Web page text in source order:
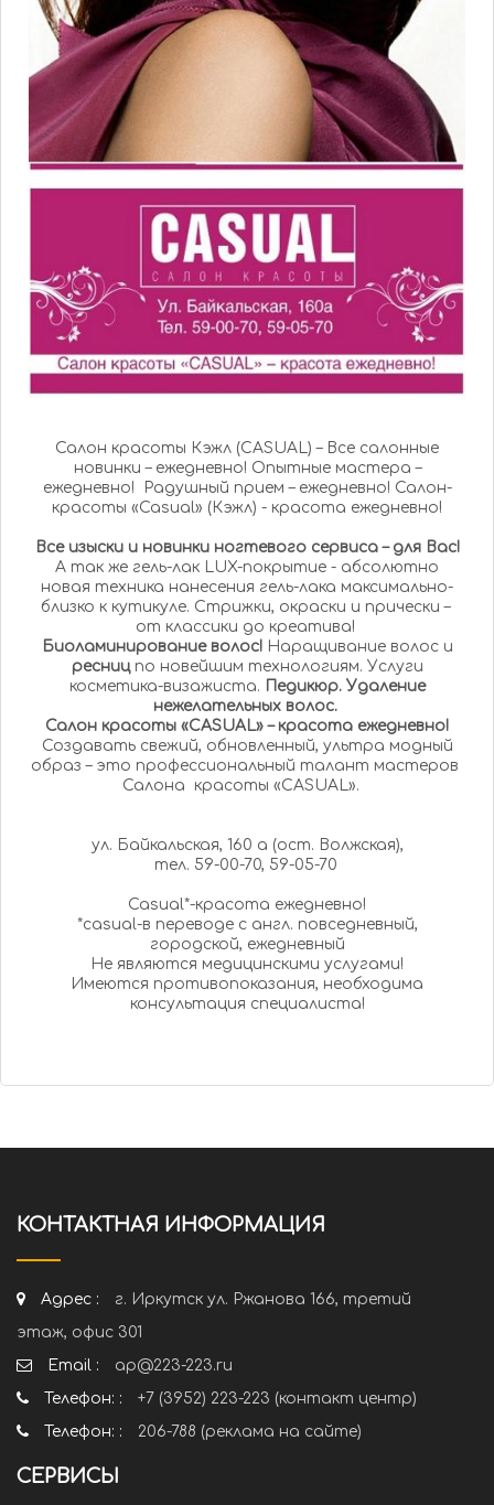
Салон красоты Кэжл (CASUAL) – Все салонные
новинки – ежедневно! Опытные мастера –
ежедневно! Радушный прием – ежедневно! Салон-
красоты «Casual» (Кэжл) - красота ежедневно!
Все изыски и новинки ногтевого сервиса – для Вас!
А так же гель-лак LUX-покрытие - абсолютно
новая техника нанесения гель-лака максимально-
близко к кутикуле. Стрижки, окраски и прически –
от классики до креатива!
Биоламинирование волос! Наращивание волос и
ресницпо новейшим технологиям. Услуги
косметика-визажиста. Педикюр. Удаление
нежелательных волос.
Салон красоты «CASUAL» – красота ежедневно!
Создавать свежий, обновленный, ультра модный
образ – это профессиональный талант мастеров
Салона красоты «CASUAL».
ул. Байкальская, 160 а (ост. Волжская),
тел. 59-00-70, 59-05-70
Casual*-красота ежедневно!
*casual-в переводе с англ. повседневный,
городской, ежедневный
Не являются медицинскими услугами!
Имеются противопоказания, необходима
консультация специалиста!
КОНТАКТНАЯ ИНФОРМАЦИЯ
Адрес :
г. Иркутск ул. Ржанова 166, третий
этаж, офис 301
Email :
ap@223-223.ru
Телефон: :
+7 (3952) 223-223 (контакт центр)
Телефон: :
206-788 (реклама на сайте)
СЕРВИСЫ